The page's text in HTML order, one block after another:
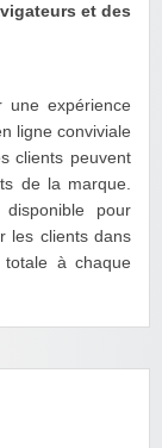
et des
une expérience
ligne conviviale
clients peuvent
de la marque.
disponible pour
les clients dans
totale à chaque